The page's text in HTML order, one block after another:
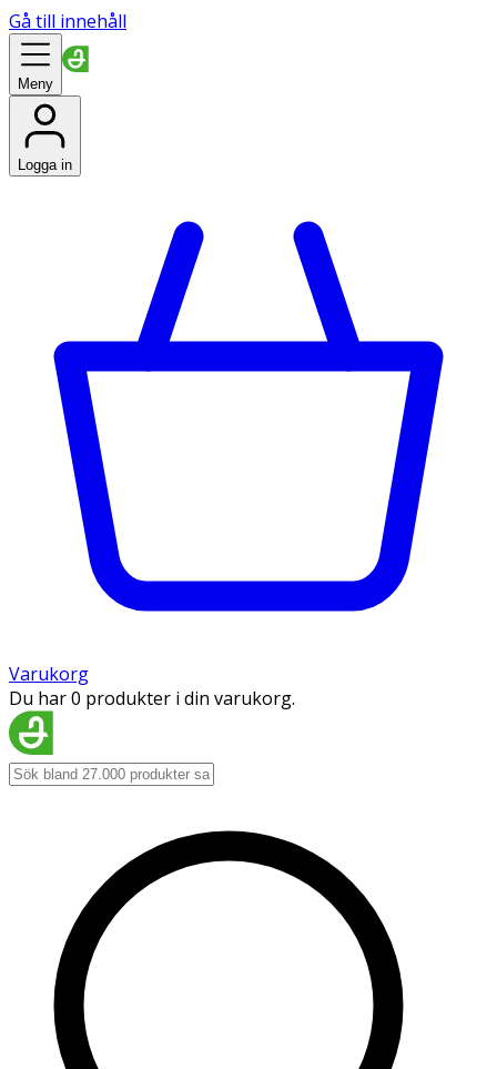
Gå till innehåll
Meny
Logga in
Varukorg
Du har 0 produkter i din varukorg.